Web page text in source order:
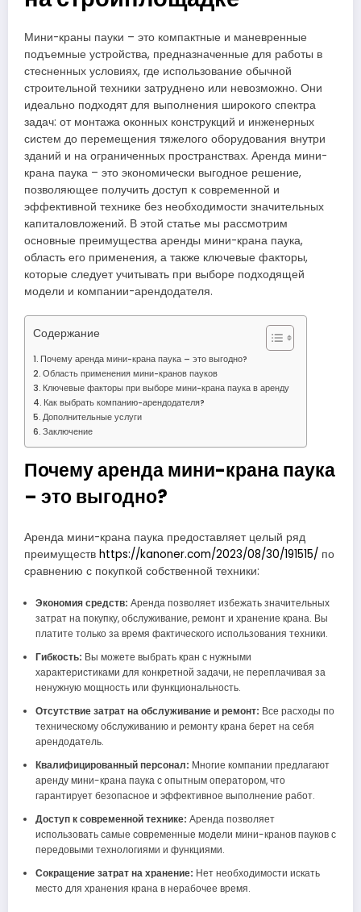
Мини-краны пауки – это компактные и маневренные
подъемные устройства, предназначенные для работы в
стесненных условиях, где использование обычной
строительной техники затруднено или невозможно. Они
идеально подходят для выполнения широкого спектра
задач: от монтажа оконных конструкций и инженерных
систем до перемещения тяжелого оборудования внутри
зданий и на ограниченных пространствах. Аренда мини-
крана паука – это экономически выгодное решение,
позволяющее получить доступ к современной и
эффективной технике без необходимости значительных
капиталовложений. В этой статье мы рассмотрим
основные преимущества аренды мини-крана паука,
область его применения, а также ключевые факторы,
которые следует учитывать при выборе подходящей
модели и компании-арендодателя.
Содержание
Почему аренда мини-крана паука – это выгодно?
Область применения мини-кранов пауков
Ключевые факторы при выборе мини-крана паука в аренду
Как выбрать компанию-арендодателя?
Дополнительные услуги
Заключение
Почему аренда мини-крана паука
– это выгодно?
Аренда мини-крана паука предоставляет целый ряд
преимуществ https://kanoner.com/2023/08/30/191515/ по
сравнению с покупкой собственной техники:
Экономия средств: Аренда позволяет избежать значительных
затрат на покупку, обслуживание, ремонт и хранение крана. Вы
платите только за время фактического использования техники.
Гибкость: Вы можете выбрать кран с нужными
характеристиками для конкретной задачи, не переплачивая за
ненужную мощность или функциональность.
Отсутствие затрат на обслуживание и ремонт: Все расходы по
техническому обслуживанию и ремонту крана берет на себя
арендодатель.
Квалифицированный персонал: Многие компании предлагают
аренду мини-крана паука с опытным оператором, что
гарантирует безопасное и эффективное выполнение работ.
Доступ к современной технике: Аренда позволяет
использовать самые современные модели мини-кранов пауков с
передовыми технологиями и функциями.
Сокращение затрат на хранение: Нет необходимости искать
место для хранения крана в нерабочее время.